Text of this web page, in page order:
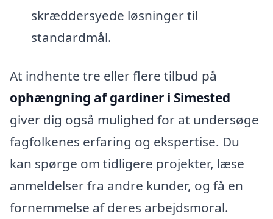
skræddersyede løsninger til
standardmål.
At indhente tre eller flere tilbud på
ophængning af gardiner i Simested
giver dig også mulighed for at undersøge
fagfolkenes erfaring og ekspertise. Du
kan spørge om tidligere projekter, læse
anmeldelser fra andre kunder, og få en
fornemmelse af deres arbejdsmoral.